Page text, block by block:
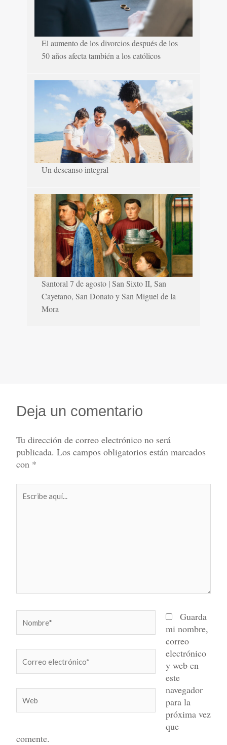
El aumento de los divorcios después de los
50 años afecta también a los católicos
Un descanso integral
Santoral 7 de agosto | San Sixto II, San
Cayetano, San Donato y San Miguel de la
Mora
Deja un comentario
Tu dirección de correo electrónico no será
publicada. Los campos obligatorios están marcados
con *
aquí...
electrónico*
Guarda
mi nombre,
correo
electrónico
y web en
este
navegador
para la
próxima vez
que
comente.